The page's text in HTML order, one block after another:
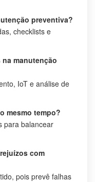
preventiva?
checklists e
manutenção
IoT e análise de
mesmo tempo?
para balancear
com
pois prevê falhas